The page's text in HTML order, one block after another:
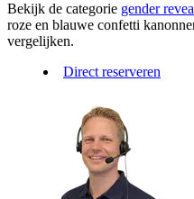
Bekijk de categorie gender
roze en blauwe confetti
vergelijken.
Direct reserveren